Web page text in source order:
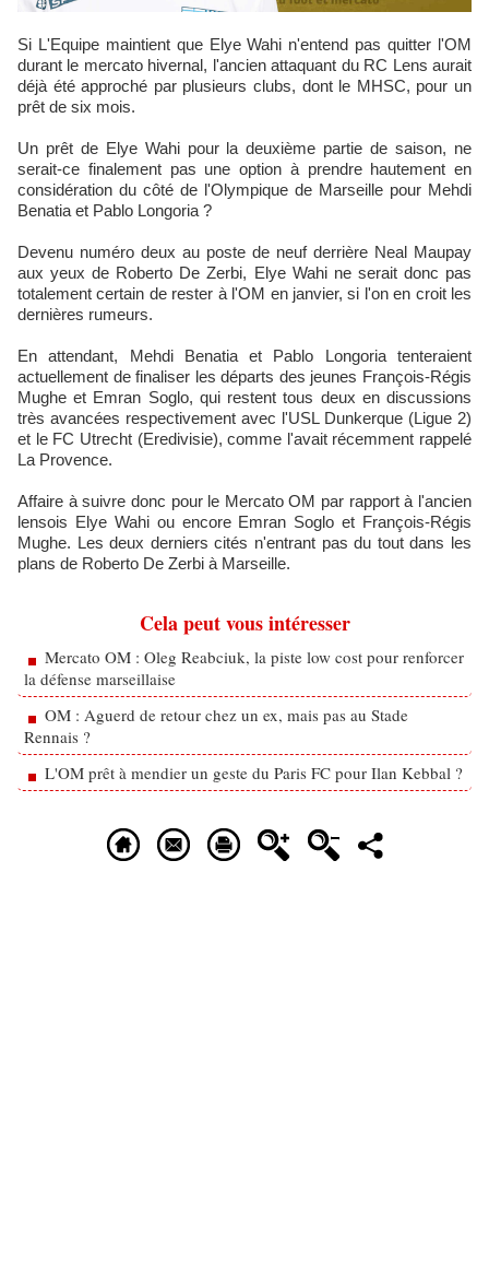
Si L'Equipe maintient que Elye Wahi n'entend pas quitter l'OM
durant le mercato hivernal, l'ancien attaquant du RC Lens aurait
déjà été approché par plusieurs clubs, dont le MHSC, pour un
prêt de six mois.
Un prêt de Elye Wahi pour la deuxième partie de saison, ne
serait-ce finalement pas une option à prendre hautement en
considération du côté de l'Olympique de Marseille pour Mehdi
Benatia et Pablo Longoria ?
Devenu numéro deux au poste de neuf derrière Neal Maupay
aux yeux de Roberto De Zerbi, Elye Wahi ne serait donc pas
totalement certain de rester à l'OM en janvier, si l'on en croit les
dernières rumeurs.
En attendant, Mehdi Benatia et Pablo Longoria tenteraient
actuellement de finaliser les départs des jeunes François-Régis
Mughe et Emran Soglo, qui restent tous deux en discussions
très avancées respectivement avec l'USL Dunkerque (Ligue 2)
et le FC Utrecht (Eredivisie), comme l'avait récemment rappelé
La Provence.
Affaire à suivre donc pour le Mercato OM par rapport à l'ancien
lensois Elye Wahi ou encore Emran Soglo et François-Régis
Mughe. Les deux derniers cités n'entrant pas du tout dans les
plans de Roberto De Zerbi à Marseille.
Cela peut vous intéresser
Mercato OM : Oleg Reabciuk, la piste low cost pour renforcer
la défense marseillaise
OM : Aguerd de retour chez un ex, mais pas au Stade
Rennais ?
L'OM prêt à mendier un geste du Paris FC pour Ilan Kebbal ?